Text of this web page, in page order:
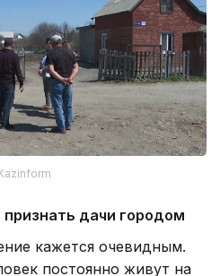
дачи городом
кажется очевидным.
постоянно живут на